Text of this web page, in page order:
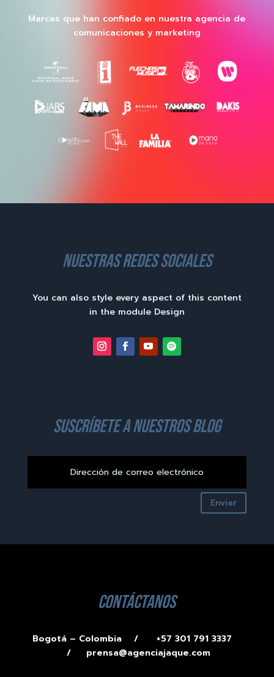
Marcas que han confiado en nuestra agencia de
comunicaciones y marketing
nuestras redes sociales
You can also style every aspect of this content
in the module Design
suscríbete a nuestros blog
Enviar
contáctanos
Bogotá – Colombia /
+57 301 791 3337
/ prensa@agenciajaque.com